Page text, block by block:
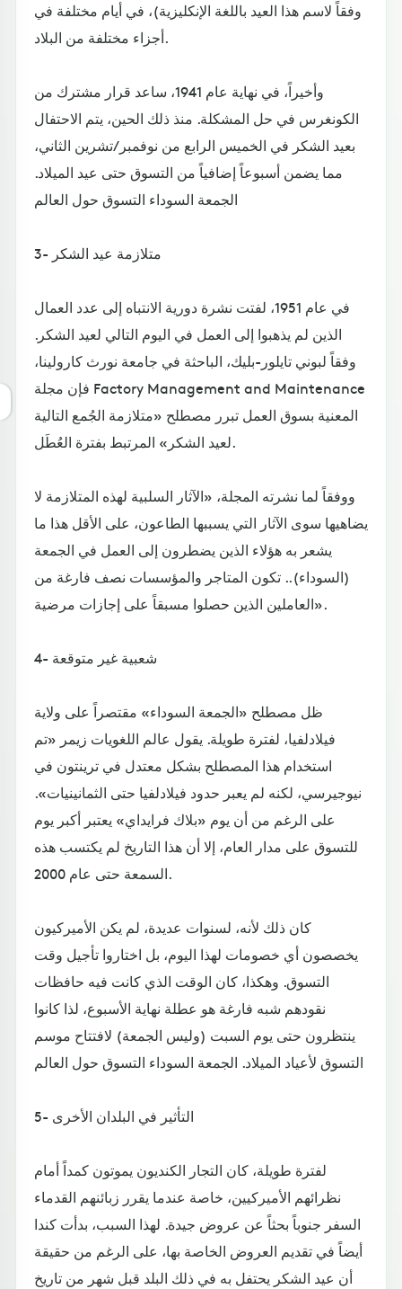
وفقاً لاسم هذا العيد باللغة الإنكليزية)، في أيام مختلفة في
أجزاء مختلفة من البلاد.
وأخيراً، في نهاية عام 1941، ساعد قرار مشترك من
الكونغرس في حل المشكلة. منذ ذلك الحين، يتم الاحتفال
بعيد الشكر في الخميس الرابع من نوفمبر/تشرين الثاني،
مما يضمن أسبوعاً إضافياً من التسوق حتى عيد الميلاد.
الجمعة السوداء التسوق حول العالم
3- متلازمة عيد الشكر
في عام 1951، لفتت نشرة دورية الانتباه إلى عدد العمال
الذين لم يذهبوا إلى العمل في اليوم التالي لعيد الشكر.
وفقاً لبوني تايلور-بليك، الباحثة في جامعة نورث كارولينا،
فإن مجلة Factory Management and Maintenance
المعنية بسوق العمل تبرر مصطلح «متلازمة الجُمع التالية
لعيد الشكر» المرتبط بفترة العُطَل.
ووفقاً لما نشرته المجلة، «الآثار السلبية لهذه المتلازمة لا
يضاهيها سوى الآثار التي يسببها الطاعون، على الأقل هذا ما
يشعر به هؤلاء الذين يضطرون إلى العمل في الجمعة
(السوداء).. تكون المتاجر والمؤسسات نصف فارغة من
العاملين الذين حصلوا مسبقاً على إجازات مرضية».
4- شعبية غير متوقعة
ظل مصطلح «الجمعة السوداء» مقتصراً على ولاية
فيلادلفيا، لفترة طويلة. يقول عالم اللغويات زيمر «تم
استخدام هذا المصطلح بشكل معتدل في ترينتون في
نيوجيرسي، لكنه لم يعبر حدود فيلادلفيا حتى الثمانينيات».
على الرغم من أن يوم «بلاك فرايداي» يعتبر أكبر يوم
للتسوق على مدار العام، إلا أن هذا التاريخ لم يكتسب هذه
السمعة حتى عام 2000.
كان ذلك لأنه، لسنوات عديدة، لم يكن الأميركيون
يخصصون أي خصومات لهذا اليوم، بل اختاروا تأجيل وقت
التسوق. وهكذا، كان الوقت الذي كانت فيه حافظات
نقودهم شبه فارغة هو عطلة نهاية الأسبوع، لذا كانوا
ينتظرون حتى يوم السبت (وليس الجمعة) لافتتاح موسم
التسوق لأعياد الميلاد. الجمعة السوداء التسوق حول العالم
5- التأثير في البلدان الأخرى
لفترة طويلة، كان التجار الكنديون يموتون كمداً أمام
نظرائهم الأميركيين، خاصة عندما يقرر زبائنهم القدماء
السفر جنوباً بحثاً عن عروض جيدة. لهذا السبب، بدأت كندا
أيضاً في تقديم العروض الخاصة بها، على الرغم من حقيقة
أن عيد الشكر يحتفل به في ذلك البلد قبل شهر من تاريخ